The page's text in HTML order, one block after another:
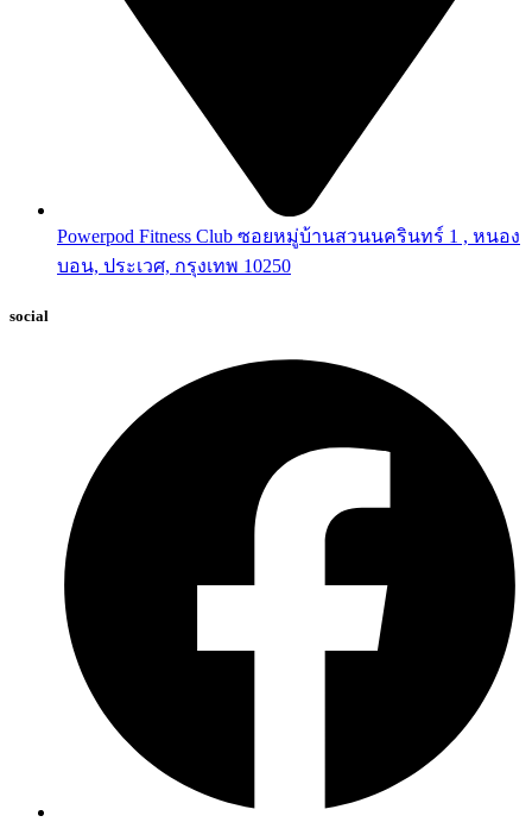
Powerpod Fitness Club ซอยหมู่บ้านสวนนครินทร์ 1 , หนอง
บอน, ประเวศ, กรุงเทพ 10250
social